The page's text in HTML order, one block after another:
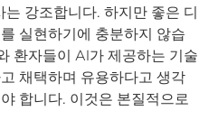
강조합니다. 하지만 좋은 디
실현하기에 충분하지 않습
환자들이 AI가 제공하는 기술
채택하며 유용하다고 생각
합니다. 이것은 본질적으로